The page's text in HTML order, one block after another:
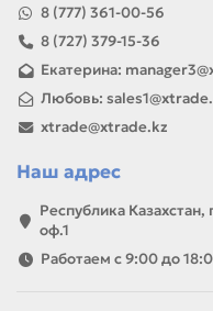
8 (777) 361-00-56
8 (727) 379-15-36
Екатерина:
Любовь:
xtrade@xtrade.kz
Наш адрес
Республика
оф.1
Работаем с 9:00 до